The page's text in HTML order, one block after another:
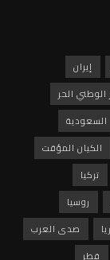
إيران
الوطني الحر
السعودية
الكيان المؤقت
تركيا
روسيا
صدى العرب
قطر